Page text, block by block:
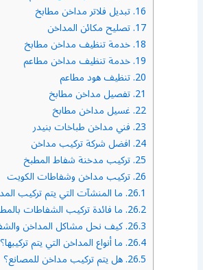
16. تبديل فلاتر مداخن مطابخ
17. تصليح مكائن المداخن
18. خدمة تنظيف مداخن مطابخ
19. خدمة تنظيف مداخن مطاعم
20. تنظيف هود مطاعم
21. تفصيل مداخن مطابخ
22. غسيل مداخن مطابخ
23. فني مداخن طباخات بنيدر
24. افضل شركة تركيب مداخن
25. تركيب مدخنة شفاط المطبخ
26. تركيب مداخن وشفاطات الكويت
26.1. ما المنشآت التي يتم تركيب
26.2. ما فائدة تركيب الشفاطات
26.3. كيف نحل مشاكل المداخن
26.4. ما أنواع المداخن التي يتم تركيبها؟
26.5. هل يتم تركيب مداخن للمصانع؟